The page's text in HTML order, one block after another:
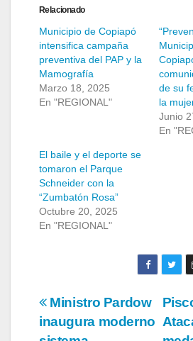
Relacionado
Municipio de Copiapó
intensifica campaña
preventiva del PAP y la
Mamografía
Marzo 18, 2025
En "REGIONAL"
de su
la
Junio
En
El baile y el deporte se
tomaron el Parque
Schneider con la
“Zumbatón Rosa”
Octubre 20, 2025
En "REGIONAL"
Navegación
Ministro Pardow
inaugura moderno